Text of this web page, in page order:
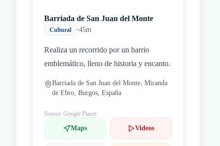
Barriada de San Juan del Monte
Cultural •45m
Realiza un recorrido por un barrio
emblemático, lleno de historia y encanto.
Barriada de San Juan del Monte, Miranda
de Ebro, Burgos, España
Source: Google Places
Maps Videos